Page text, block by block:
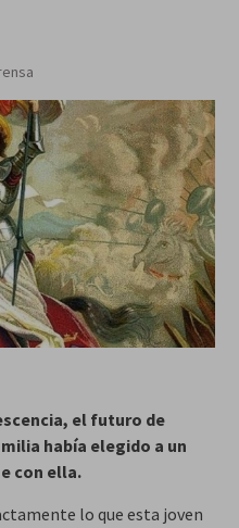
Green Room
el futuro de
había elegido a un
con ella.
lo que esta joven